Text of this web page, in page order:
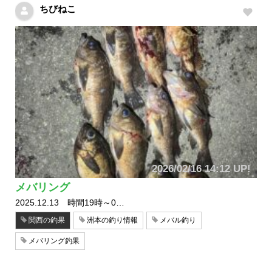
ちびねこ
2026/02/16 14:12 UP!
メバリング
2025.12.13 時間19時～0…
関西の釣果 洲本の釣り情報 メバル釣り
メバリング釣果